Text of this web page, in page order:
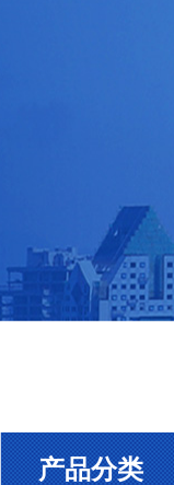
产品分类